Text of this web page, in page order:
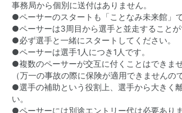
事務局から個別に送付はありません。
●ペーサーのスタートも「ことなみ未来館」で
●ペーサーは3周目から選手と並走することが
●必ず選手と一緒にスタートしてください。
●ペーサーは選手1人につき1人です。
●複数のペーサーが交互に付くことはできませ
（万一の事故の際に保険が適用できませんの
●選手の補助という役割上、選手から大きく
い。
●ペーサーには別途エントリー代は必要あり